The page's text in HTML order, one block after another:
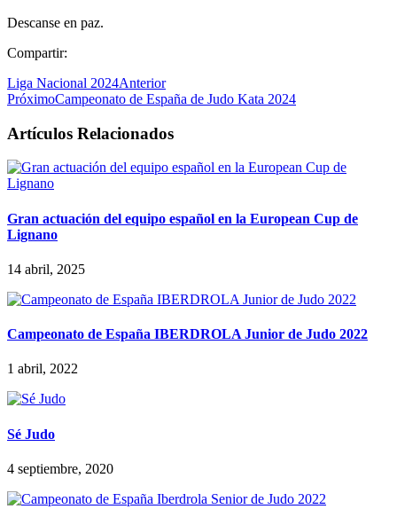
Descanse en paz.
Compartir:
Liga Nacional 2024Anterior
PróximoCampeonato de España de Judo Kata 2024
Artículos Relacionados
Gran actuación del equipo español en la European Cup de
Lignano
14 abril, 2025
Campeonato de España IBERDROLA Junior de Judo 2022
1 abril, 2022
Sé Judo
4 septiembre, 2020